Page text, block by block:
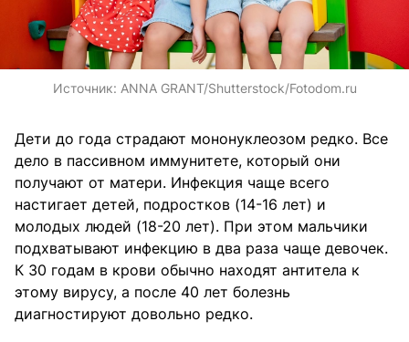
Источник: ANNA GRANT/Shutterstock/Fotodom.ru
Дети до года страдают мононуклеозом редко. Все
дело в пассивном иммунитете, который они
получают от матери. Инфекция чаще всего
настигает детей, подростков (14-16 лет) и
молодых людей (18-20 лет). При этом мальчики
подхватывают инфекцию в два раза чаще девочек.
К 30 годам в крови обычно находят антитела к
этому вирусу, а после 40 лет болезнь
диагностируют довольно редко.